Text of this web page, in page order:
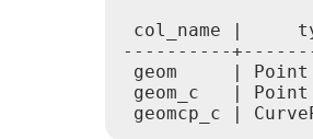
col_name |
----------
geom     |
geom_c   |